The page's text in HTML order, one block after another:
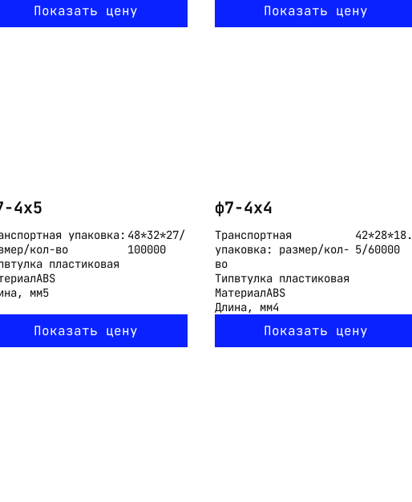
Показать цену Показать цену
4x5
упаковка:
кол-во
48*32*27/
100000
втулка пластиковая
ABS
мм5
Показать цену
ф7-4x4
Транспортная
упаковка: размер/кол-
во
42*28*18.
5/60000
Типвтулка пластиковая
МатериалABS
Длина, мм4
Показать цену